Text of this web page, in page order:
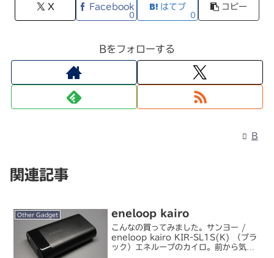
X Facebook
0
はてブ
0
コピー
Bをフォローする
B
関連記事
Other Gadget eneloop kairo
こんなの買ってみました。サンヨー /
eneloop kairo KIR-SL1S(K) （ブラ
ック）エネループのカイロ。前から気に